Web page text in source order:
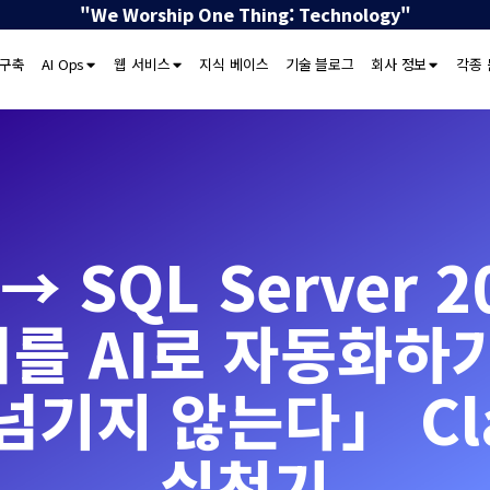
"We Worship One Thing: Technology"
축 AI Ops 웹 서비스 지식 베이스 기술 블로그 회사 정보 각종
SQL Server
를 AI로 자동화
기지 않는다」